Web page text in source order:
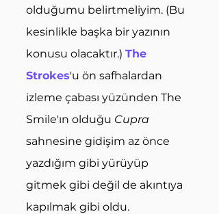
olduğumu belirtmeliyim. (Bu
kesinlikle başka bir yazının
konusu olacaktır.) The
Strokes'u ön safhalardan
izleme çabası yüzünden The
Smile'ın olduğu Cupra
sahnesine gidişim az önce
yazdığım gibi yürüyüp
gitmek gibi değil de akıntıya
kapılmak gibi oldu.